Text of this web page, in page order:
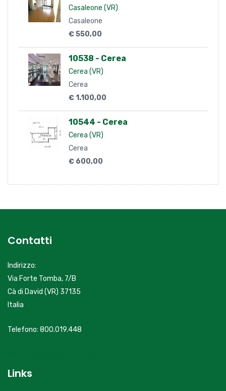
Casaleone (VR)
Casaleone
€ 550,00
10538 - Cerea
Cerea (VR)
Cerea
€ 1.100,00
10544 - Cerea
Cerea (VR)
Cerea
€ 600,00
Contatti
Indirizzo:
Via Forte Tomba, 7/B
Cà di David (VR) 37135
Italia
Telefono: 800.019.448
Links